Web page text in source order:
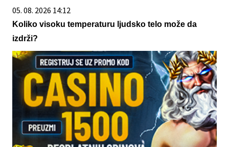
05. 08. 2026 14:12
Koliko visoku temperaturu ljudsko telo može da
izdrži?